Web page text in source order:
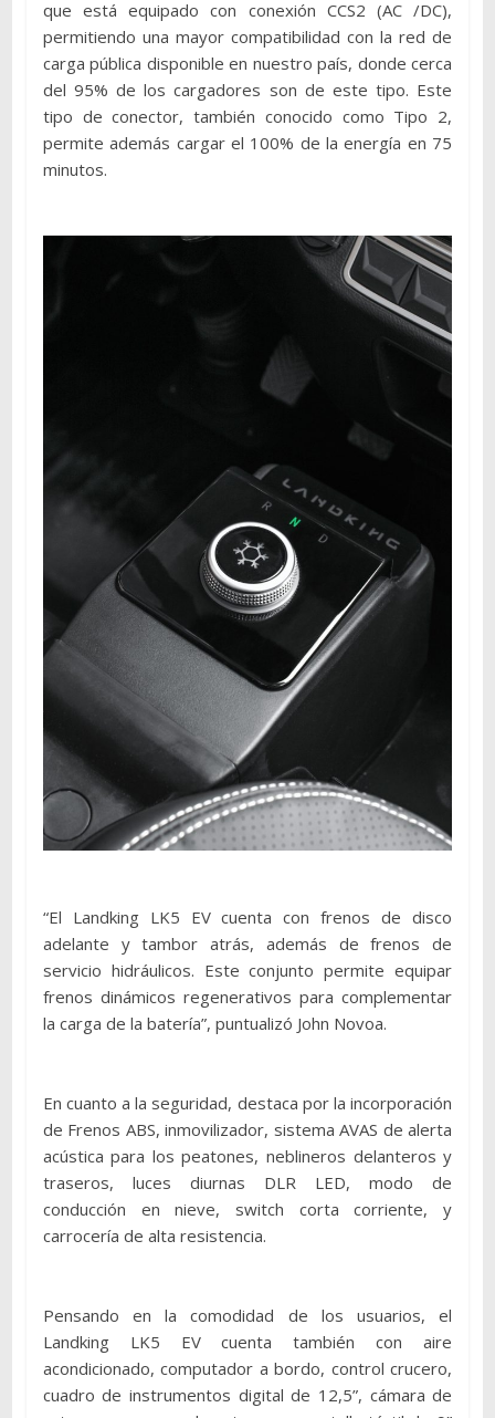
que está equipado con conexión CCS2 (AC /DC),
permitiendo una mayor compatibilidad con la red de
carga pública disponible en nuestro país, donde cerca
del 95% de los cargadores son de este tipo. Este
tipo de conector, también conocido como Tipo 2,
permite además cargar el 100% de la energía en 75
minutos.
“El Landking LK5 EV cuenta con frenos de disco
adelante y tambor atrás, además de frenos de
servicio hidráulicos. Este conjunto permite equipar
frenos dinámicos regenerativos para complementar
la carga de la batería”, puntualizó John Novoa.
En cuanto a la seguridad, destaca por la incorporación
de Frenos ABS, inmovilizador, sistema AVAS de alerta
acústica para los peatones, neblineros delanteros y
traseros, luces diurnas DLR LED, modo de
conducción en nieve, switch corta corriente, y
carrocería de alta resistencia.
Pensando en la comodidad de los usuarios, el
Landking LK5 EV cuenta también con aire
acondicionado, computador a bordo, control crucero,
cuadro de instrumentos digital de 12,5”, cámara de